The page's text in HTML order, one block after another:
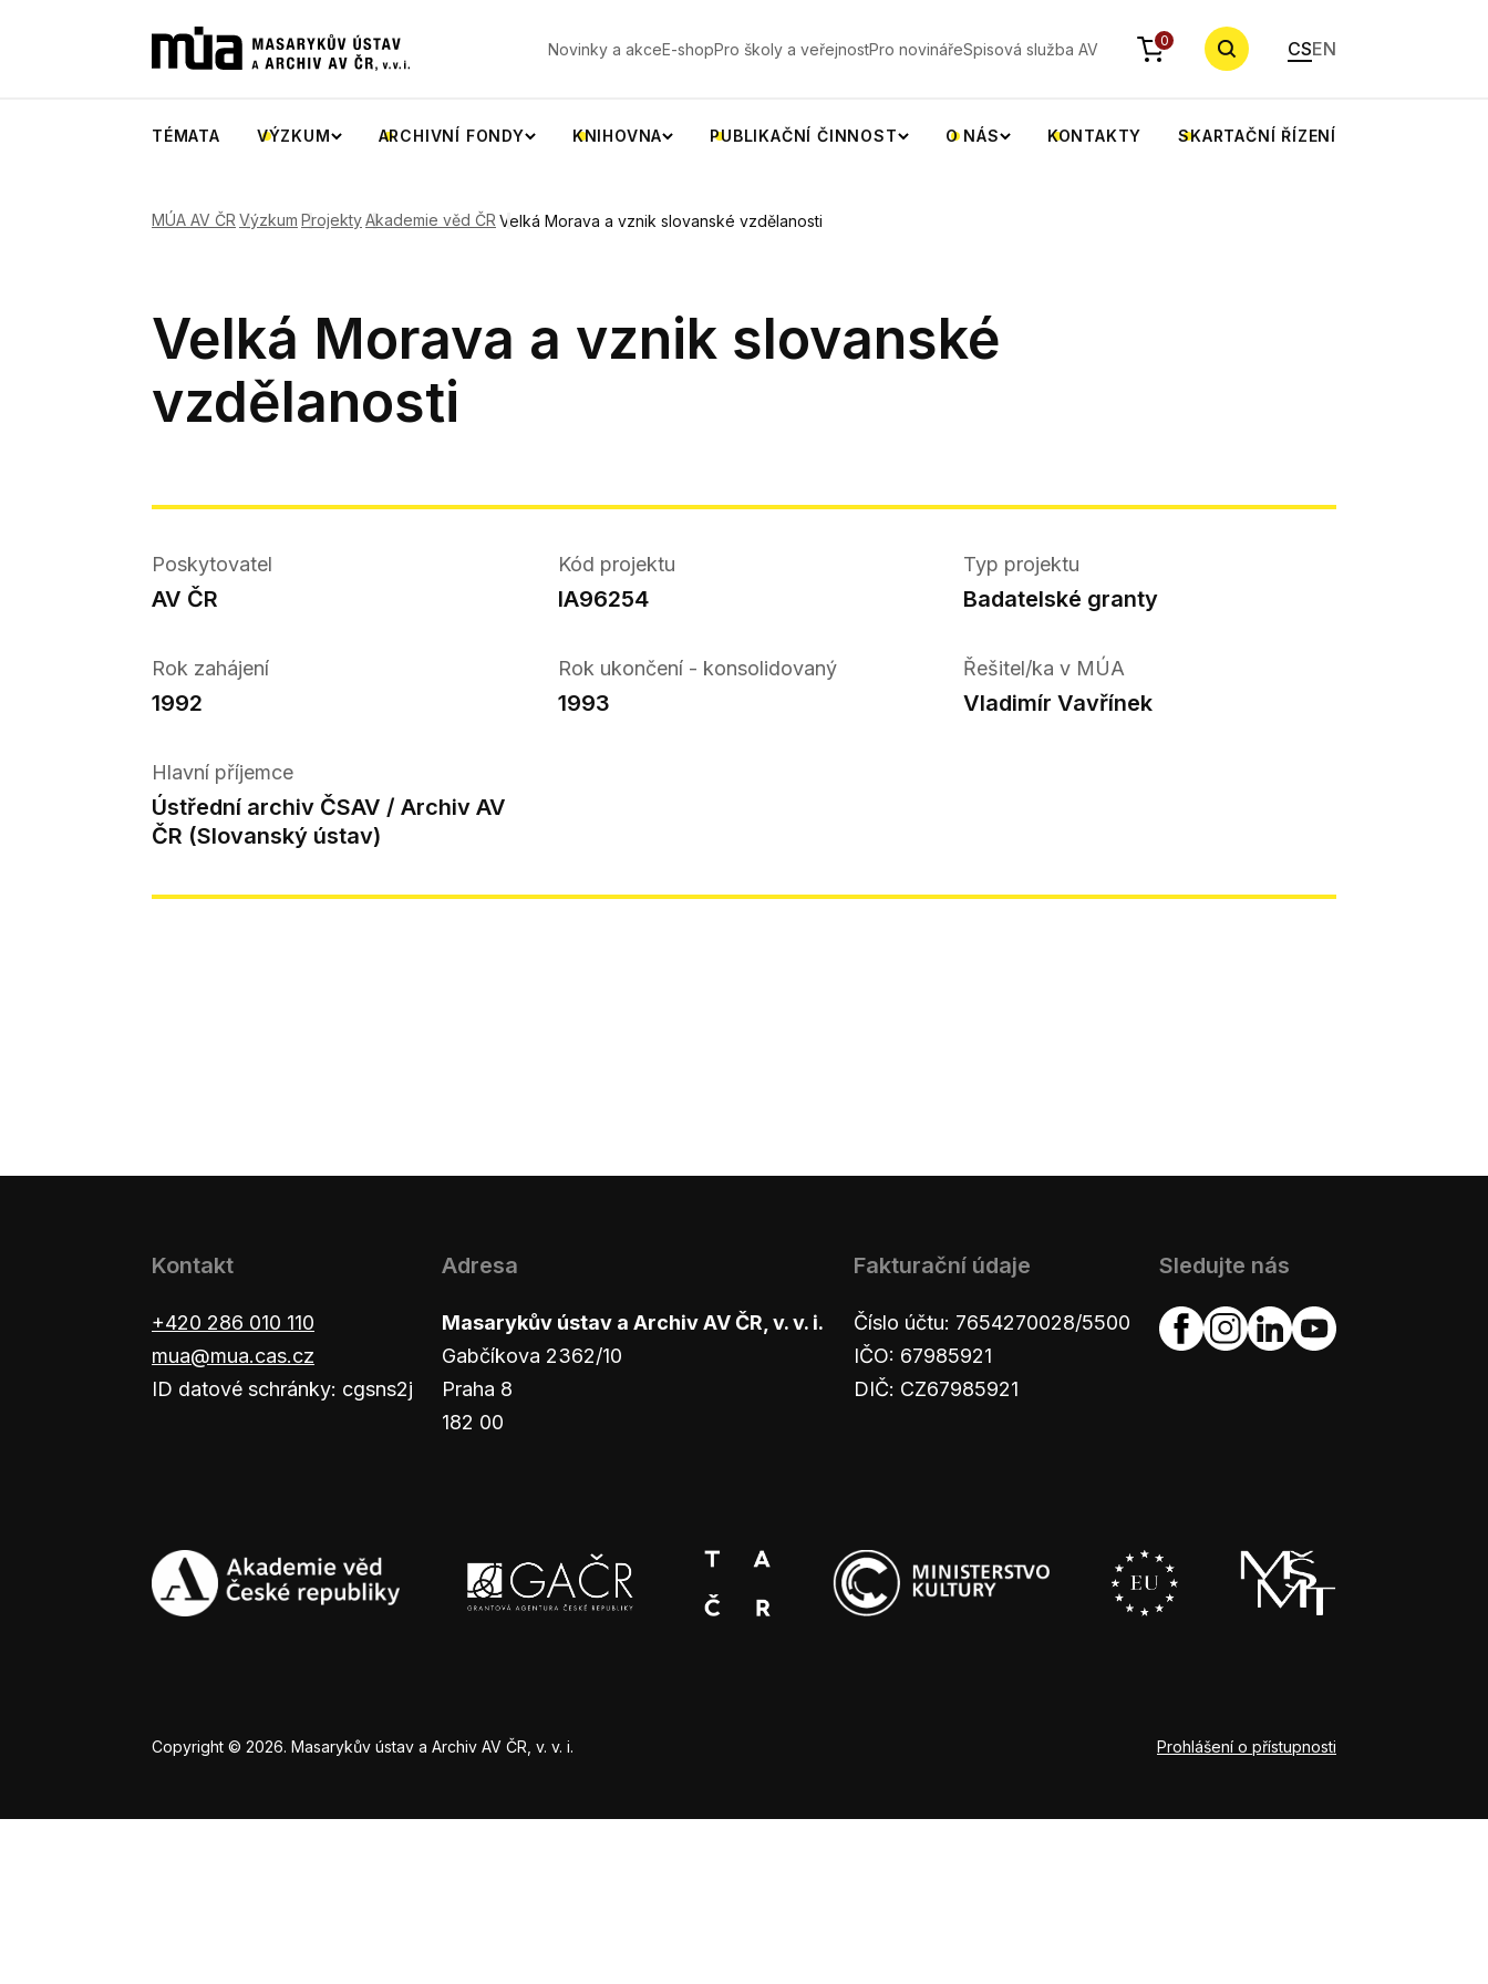
Novinky a akceE-shopPro školy a veřejnostPro novinářeSpisová služba AV 0 CSEN
TÉMATA VÝZKUM ARCHIVNÍ FONDY KNIHOVNA PUBLIKAČNÍ ČINNOST O NÁS KONTAKTY SKARTAČNÍ ŘÍZENÍ
MÚA AV ČR Výzkum ProjektyAkademie věd ČR Velká Morava a vznik slovanské vzdělanosti
Velká Morava a vznik slovanské
vzdělanosti
Poskytovatel
AV ČR
Kód projektu
IA96254
Typ projektu
Badatelské granty
Rok zahájení
1992
Rok ukončení - konsolidovaný
1993
Řešitel/ka v MÚA
Vladimír Vavřínek
Hlavní příjemce
Ústřední archiv ČSAV / Archiv AV
ČR (Slovanský ústav)
Kontakt
+420 286 010 110
mua@mua.cas.cz
ID datové schránky: cgsns2j
Adresa
Masarykův ústav a Archiv AV ČR, v. v. i.
Gabčíkova 2362/10
Praha 8
182 00
Fakturační údaje
Číslo účtu: 7654270028/5500
IČO: 67985921
DIČ: CZ67985921
Sledujte nás
Copyright © 2026. Masarykův ústav a Archiv AV ČR, v. v. i. Prohlášení o přístupnosti